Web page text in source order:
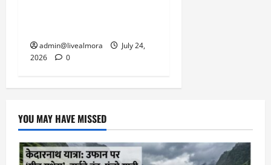
admin@livealmora
July 24,
2026
0
YOU MAY HAVE MISSED